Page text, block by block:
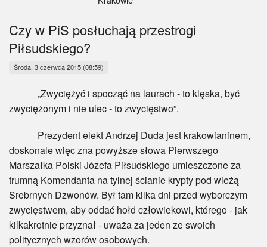
Wiara
BlogAiD
Zaproszenia
Czy w PiS posłuchają przestrogi
Piłsudskiego?
Środa, 3 czerwca 2015 (08:59)
„Zwyciężyć i spocząć na laurach - to klęska, być
zwyciężonym i nie ulec - to zwycięstwo”.
Prezydent elekt Andrzej Duda jest krakowianinem,
doskonale więc zna powyższe słowa Pierwszego
Marszałka Polski Józefa Piłsudskiego umieszczone za
trumną Komendanta na tylnej ścianie krypty pod wieżą
Srebrnych Dzwonów. Był tam kilka dni przed wyborczym
zwycięstwem, aby oddać hołd człowiekowi, którego - jak
kilkakrotnie przyznał - uważa za jeden ze swoich
politycznych wzorów osobowych.